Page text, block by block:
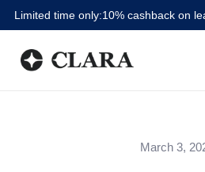
Limited time only:10% cashback on
March 3,